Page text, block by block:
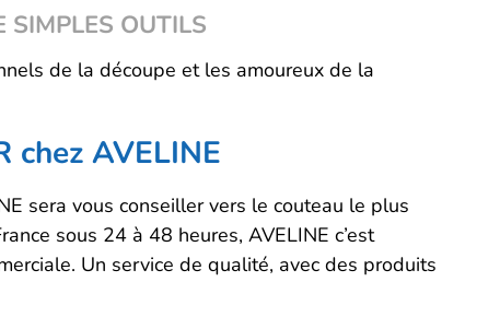
SIMPLES OUTILS
de la découpe et les amoureux de la
chez AVELINE
sera vous conseiller vers le couteau le plus
sous 24 à 48 heures, AVELINE c’est
Un service de qualité, avec des produits